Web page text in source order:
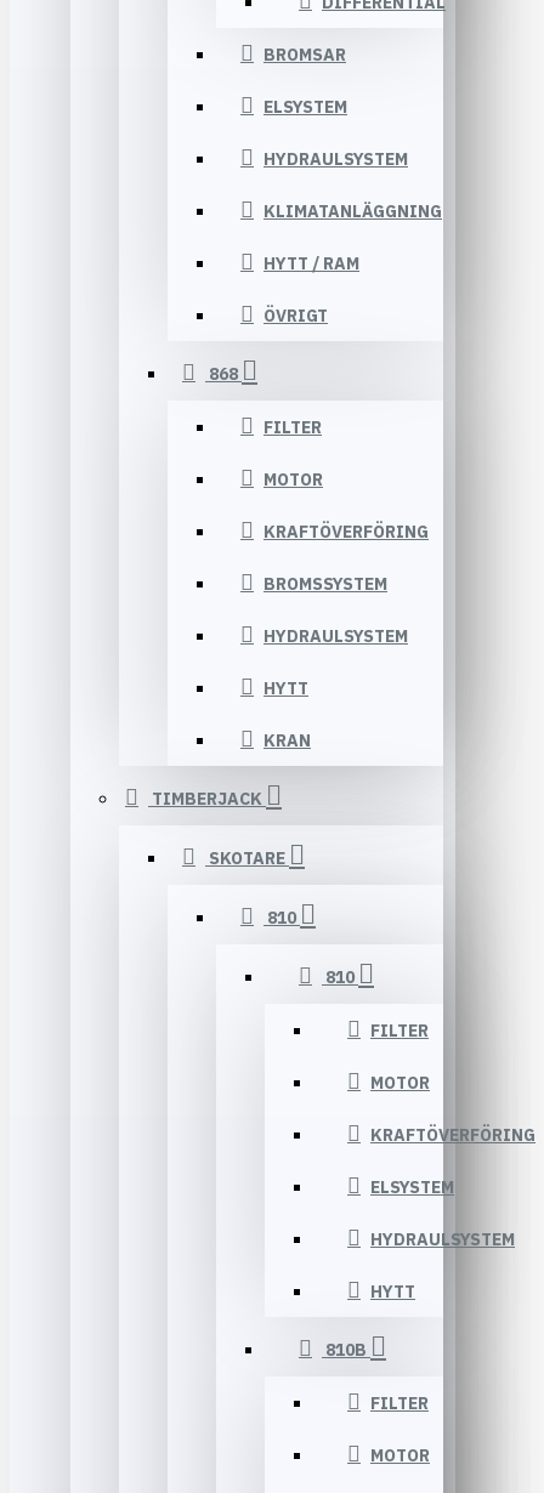
BROMSAR
ELSYSTEM
HYDRAULSYSTEM
KLIMATANLÄGGNING
HYTT / RAM
ÖVRIGT
868
FILTER
MOTOR
KRAFTÖVERFÖRING
BROMSSYSTEM
HYDRAULSYSTEM
HYTT
KRAN
TIMBERJACK
SKOTARE
810
810
FILTER
MOTOR
KRAFTÖVERFÖRING
ELSYSTEM
HYDRAULSYSTEM
HYTT
810B
FILTER
MOTOR